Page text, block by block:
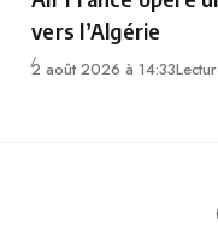
vers l’Algérie
2 août 2026 à 14:33